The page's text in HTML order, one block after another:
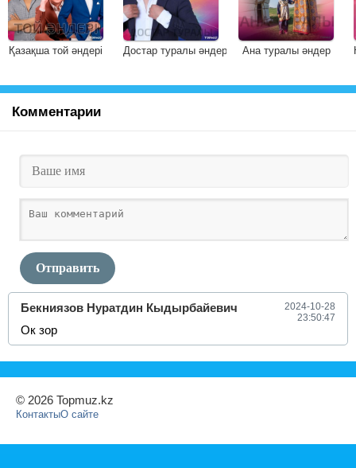
Қазақша той әндері Достар туралы әндер Ана туралы әндер
Комментарии
Отправить
Бекниязов Нуратдин Кыдырбайевич
2024-10-28
23:50:47
Ок зор
© 2026 Topmuz.kz
КонтактыО сайте